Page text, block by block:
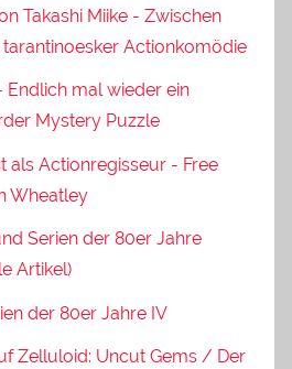
Takashi Miike - Zwischen
Actionkomödie
Endlich mal wieder ein
Mystery Puzzle
als Actionregisseur - Free
Wheatley
Serien der 80er Jahre
Artikel)
der 80er Jahre IV
Zelluloid: Uncut Gems / Der